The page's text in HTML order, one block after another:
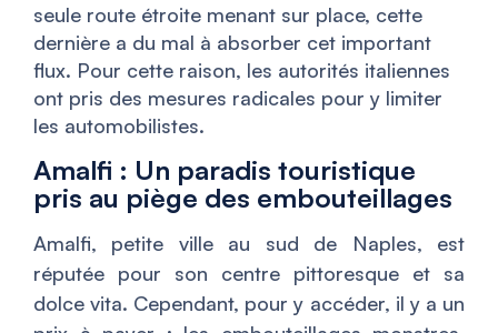
seule route étroite menant sur place, cette
dernière a du mal à absorber cet important
flux. Pour cette raison, les autorités italiennes
ont pris des mesures radicales pour y limiter
les automobilistes.
Amalfi : Un paradis touristique
pris au piège des embouteillages
Amalfi, petite ville au sud de Naples, est
réputée pour son centre pittoresque et sa
dolce vita. Cependant, pour y accéder, il y a un